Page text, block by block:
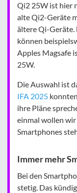
Qi2 25W ist hier
alte Qi2-Geräte
ältere Qi-Geräte.
können
Apples Magsafe
25W.
Die Auswahl ist
IFA 2025
ihre Pläne
einmal wollen
Smartphones
Immer mehr
Bei den
stetig. Das